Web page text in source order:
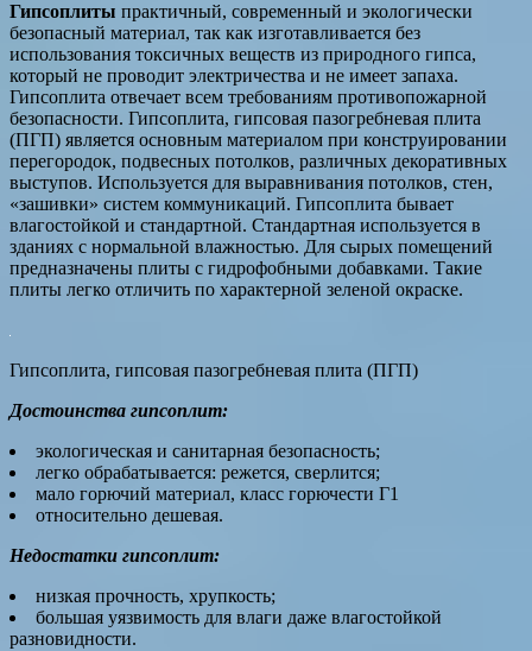
Гипсоплиты практичный, современный и экологически
безопасный материал, так как изготавливается без
использования токсичных веществ из природного гипса,
который не проводит электричества и не имеет запаха.
Гипсоплита отвечает всем требованиям противопожарной
безопасности. Гипсоплита, гипсовая пазогребневая плита
(ПГП) является основным материалом при конструировании
перегородок, подвесных потолков, различных декоративных
выступов. Используется для выравнивания потолков, стен,
«зашивки» систем коммуникаций. Гипсоплита бывает
влагостойкой и стандартной. Стандартная используется в
зданиях с нормальной влажностью. Для сырых помещений
предназначены плиты с гидрофобными добавками. Такие
плиты легко отличить по характерной зеленой окраске.
Гипсоплита, гипсовая пазогребневая плита (ПГП)
Достоинства гипсоплит:
экологическая и санитарная безопасность;
легко обрабатывается: режется, сверлится;
мало горючий материал, класс горючести Г1
относительно дешевая.
Недостатки гипсоплит:
низкая прочность, хрупкость;
большая уязвимость для влаги даже влагостойкой
разновидности.